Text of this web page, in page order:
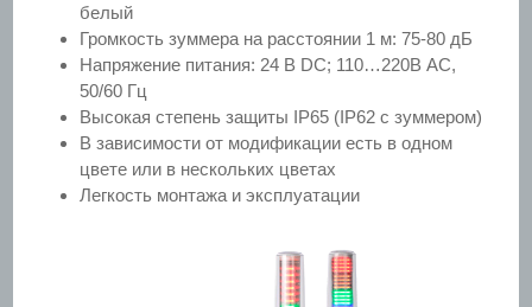
белый
Громкость зуммера на расстоянии 1 м: 75-80 дБ
Напряжение питания: 24 В DC; 110…220В AC,
50/60 Гц
Высокая степень защиты IP65 (IP62 с зуммером)
В зависимости от модификации есть в одном
цвете или в нескольких цветах
Легкость монтажа и эксплуатации